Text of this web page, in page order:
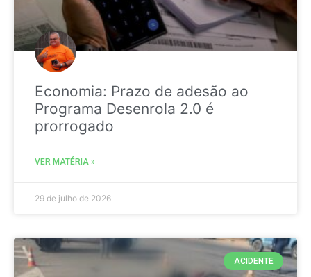
Economia: Prazo de adesão ao
Programa Desenrola 2.0 é
prorrogado
VER MATÉRIA »
29 de julho de 2026
ACIDENTE